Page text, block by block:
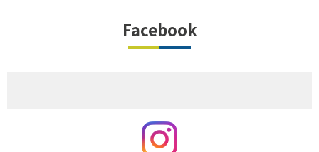
Facebook